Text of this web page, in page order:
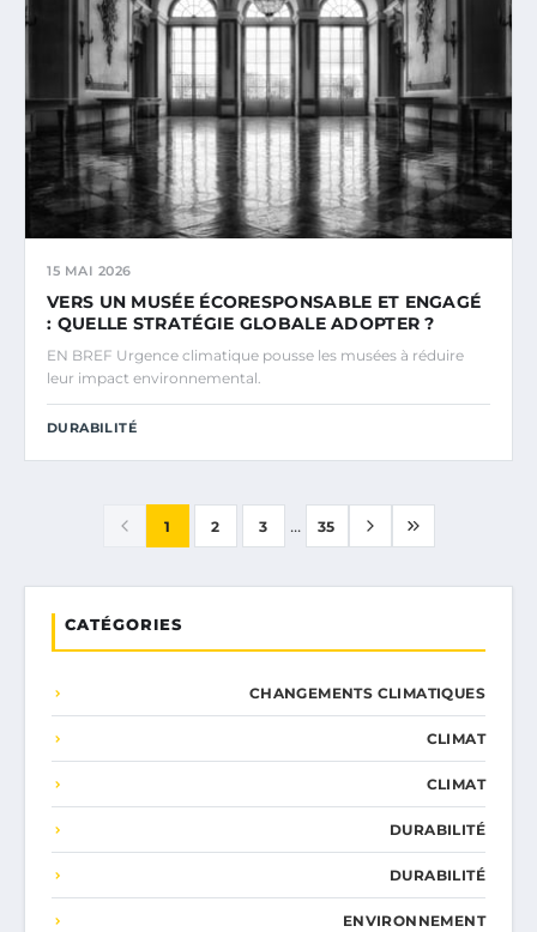
15 MAI 2026
VERS UN MUSÉE ÉCORESPONSABLE ET ENGAGÉ
: QUELLE STRATÉGIE GLOBALE ADOPTER ?
EN BREF Urgence climatique pousse les musées à réduire
leur impact environnemental.
DURABILITÉ
1 2 3 ... 35
CATÉGORIES
CHANGEMENTS CLIMATIQUES
CLIMAT
CLIMAT
DURABILITÉ
DURABILITÉ
ENVIRONNEMENT